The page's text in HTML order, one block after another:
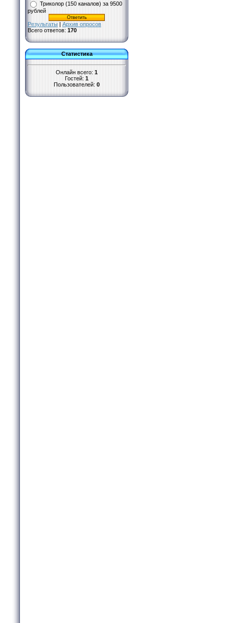
Триколор (150 каналов) за 9500
рублей
Результаты | Архив опросов
Всего ответов: 170
Статистика
Онлайн всего: 1
Гостей: 1
Пользователей: 0